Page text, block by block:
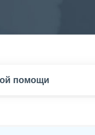
помощи